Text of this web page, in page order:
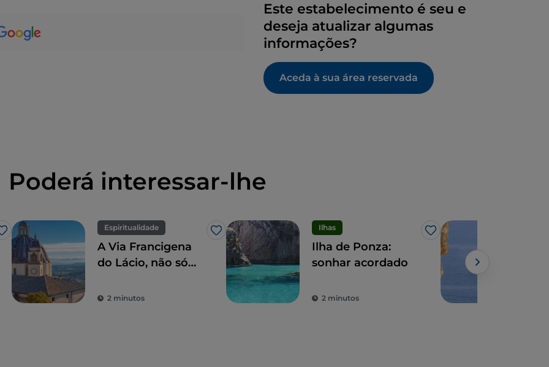
Este estabelecimento é seu e
deseja atualizar algumas
informações?
Aceda à sua área reservada
Poderá interessar-lhe
Gosto
Espiritualidade
Gosto
A Via Francigena
do Lácio, não só
2 minutos
Ilhas
Gosto
Ilha de Ponza:
sonhar acordado
2 minutos